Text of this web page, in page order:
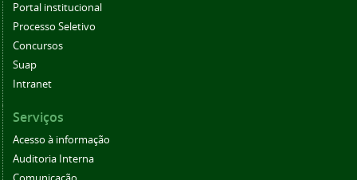
Portal institucional
Processo Seletivo
Concursos
Suap
Intranet
Serviços
Acesso à informação
Auditoria Interna